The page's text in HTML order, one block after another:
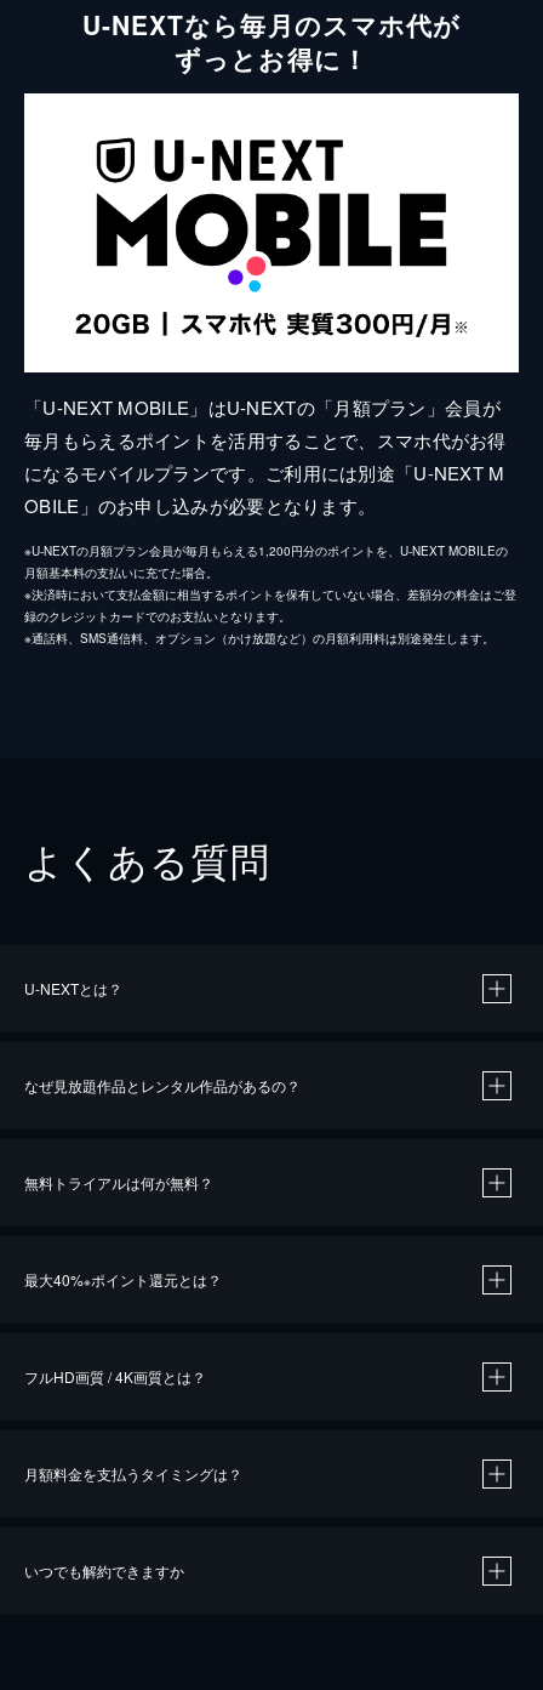
U-NEXTなら毎月のスマホ代が
ずっとお得に！
「U-NEXT MOBILE」はU-NEXTの「月額プラン」会員が
毎月もらえるポイントを活用することで、スマホ代がお得
になるモバイルプランです。ご利用には別途「U-NEXT M
OBILE」のお申し込みが必要となります。
※U-NEXTの月額プラン会員が毎月もらえる1,200円分のポイントを、U-NEXT MOBILEの
月額基本料の支払いに充てた場合。
※決済時において支払金額に相当するポイントを保有していない場合、差額分の料金はご登
録のクレジットカードでのお支払いとなります。
※通話料、SMS通信料、オプション（かけ放題など）の月額利用料は別途発生します。
よくある質問
U-NEXTとは？
なぜ見放題作品とレンタル作品があるの？
無料トライアルは何が無料？
最大40%※ポイント還元とは？
※40％ポイント還元の対象は、クレジットカード決済による作品の購入 / レンタルです。
iOSアプリのUコイン決済による作品の購入 / レンタルは、20％のポイント還元です。
フルHD画質 / 4K画質とは？
月額料金を支払うタイミングは？
いつでも解約できますか